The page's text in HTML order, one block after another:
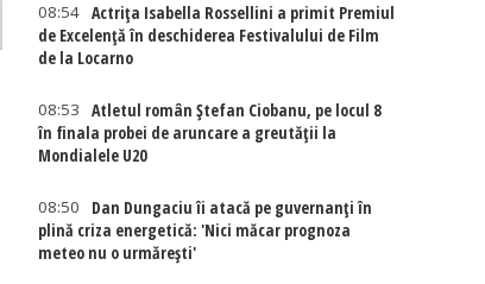
08:54 Actriţa Isabella Rossellini a primit Premiul
de Excelenţă în deschiderea Festivalului de Film
de la Locarno
08:53
Atletul român Ștefan Ciobanu, pe locul 8
în finala probei de aruncare a greutății la
Mondialele U20
08:50
Dan Dungaciu îi atacă pe guvernanți în
plină criza energetică: 'Nici măcar prognoza
meteo nu o urmărești'